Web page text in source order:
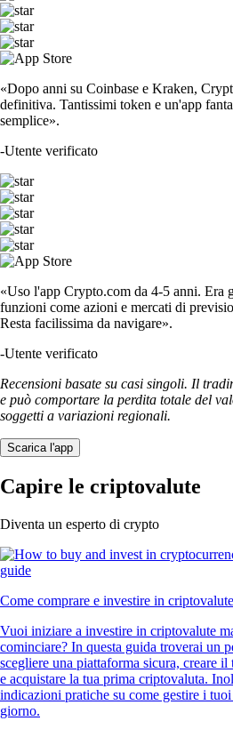
«Dopo anni su Coinbase e Kraken,
definitiva. Tantissimi token e un'app
semplice».
-Utente verificato
«Uso l'app Crypto.com da 4-5 anni. Era
funzioni come azioni e mercati di
Resta facilissima da navigare».
-Utente verificato
Recensioni basate su casi singoli. Il
e può comportare la perdita totale del
soggetti a variazioni regionali.
Scarica l'app
Capire le criptovalute
Diventa un esperto di crypto
Come comprare e investire in
Vuoi iniziare a investire in criptovalute
cominciare? In questa guida troverai un
scegliere una piattaforma sicura, creare
e acquistare la tua prima criptovaluta.
indicazioni pratiche su come gestire i
giorno.